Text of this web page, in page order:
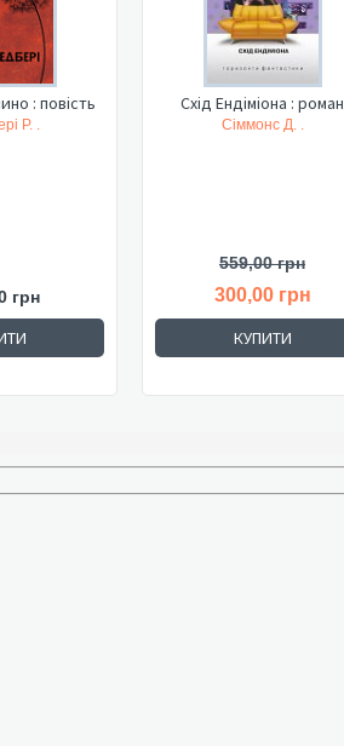
: повість
Р. .
грн
Схід Ендіміона : роман
Сіммонс Д. .
559,00 грн
300,00 грн
КУПИТИ